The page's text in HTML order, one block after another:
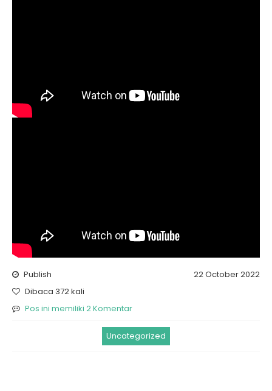
Publish
22 October 2022
Dibaca 372 kali
Pos ini memiliki 2 Komentar
Uncategorized